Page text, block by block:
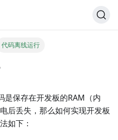
代码离线运行
是保存在开发板的RAM（内
后丢失，那么如何实现开发板
如下：